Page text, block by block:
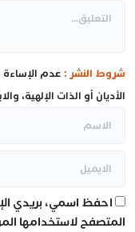
شروط النشر : عدم
الأديان أو الذات الإلهية،
احفظ اسمي، بريدي
المتصفح لاستخدامها